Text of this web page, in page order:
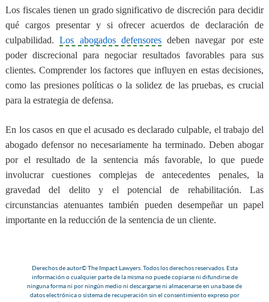
Los fiscales tienen un grado significativo de discreción para decidir
qué cargos presentar y si ofrecer acuerdos de declaración de
culpabilidad.Los abogados defensoresdeben navegar por este
poder discrecional para negociar resultados favorables para sus
clientes. Comprender los factores que influyen en estas decisiones,
como las presiones políticas o la solidez de las pruebas, es crucial
para la estrategia de defensa.
En los casos en que el acusado es declarado culpable, el trabajo del
abogado defensor no necesariamente ha terminado. Deben abogar
por el resultado de la sentencia más favorable, lo que puede
involucrar cuestiones complejas de antecedentes penales, la
gravedad del delito y el potencial de rehabilitación. Las
circunstancias atenuantes también pueden desempeñar un papel
importante en la reducción de la sentencia de un cliente.
Derechos de autor© The Impact Lawyers. Todos los derechos reservados. Esta
información o cualquier parte de la misma no puede copiarse ni difundirse de
ninguna forma ni por ningún medio ni descargarse ni almacenarse en una base de
datos electrónica o sistema de recuperación sin el consentimiento expreso por